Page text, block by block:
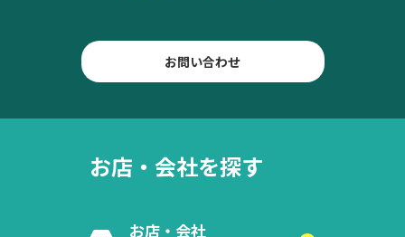
お問い合わせ
お店・会社を探す
お店・会社